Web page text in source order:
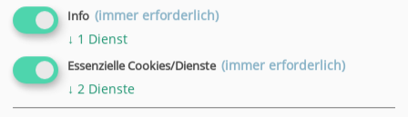
Info (immer erforderlich)
↓ 1 Dienst
Essenzielle Cookies/Dienste (immer erforderlich)
↓ 2 Dienste